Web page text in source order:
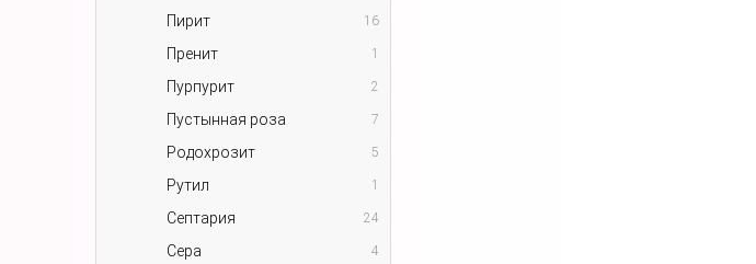
Пирит 16
Пренит 1
Пурпурит 2
Пустынная роза 7
Родохрозит 5
Рутил 1
Септария 24
Сера 4